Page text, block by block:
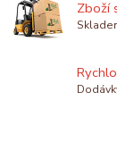
Zboží